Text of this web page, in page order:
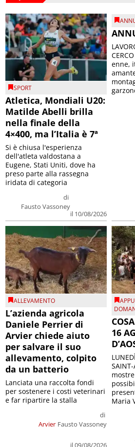
SPORT
Atletica, Mondiali U20:
Matilde Abelli brilla
nella finale della
4×400, ma l’Italia è 7ª
di
Fausto Vassoney
il 10/08/2026
Si è chiusa l'esperienza
dell'atleta valdostana a
Eugene, Stati Uniti, dove ha
preso parte alla rassegna
iridata di categoria
enne,
ALLEVAMENTO
L’azienda agricola
Daniele Perrier di
Arvier chiede aiuto
per salvare il suo
allevamento, colpito
da un batterio
Arvier
di
Fausto Vassoney
il 09/08/2026
Lanciata una raccolta fondi
per sostenere i costi veterinari
e far ripartire la stalla
16
Maria